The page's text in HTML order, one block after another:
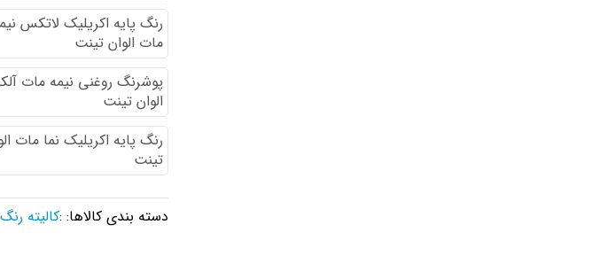
رنگ پایه اكريليك لاتكس
مات الوان تینت
پوشرنگ روغنی نیمه مات
الوان تینت
رنگ پایه اکریلیک نما مات
تینت
دسته بندی کالاها: :کالیته